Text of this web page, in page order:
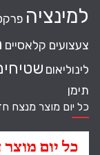
למינציה
צעצועים קלאסיים
לינוליאום
תימן
כל יום מוצר מנצח